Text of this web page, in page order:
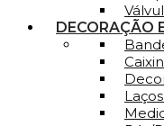
DECORAÇÃO